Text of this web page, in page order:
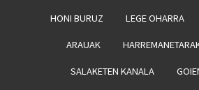
HONI BURUZ LEGE OHARRA
ARAUAK
SALAKETEN KANALA